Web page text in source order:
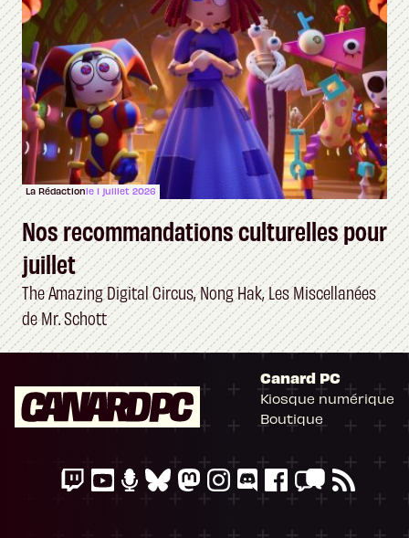
La Rédactionle 1 juillet 2026
Nos recommandations culturelles pour
juillet
The Amazing Digital Circus, Nong Hak, Les Miscellanées
de Mr. Schott
Canard PC
Kiosque numérique
Boutique